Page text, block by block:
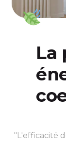
La
"L'efficacité